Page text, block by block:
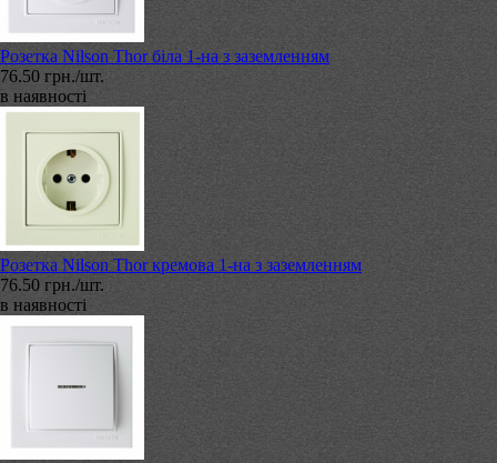
Розетка Nilson Thor біла 1-на з заземленням
76.50 грн./шт.
в наявності
Розетка Nilson Thor кремова 1-на з заземленням
76.50 грн./шт.
в наявності